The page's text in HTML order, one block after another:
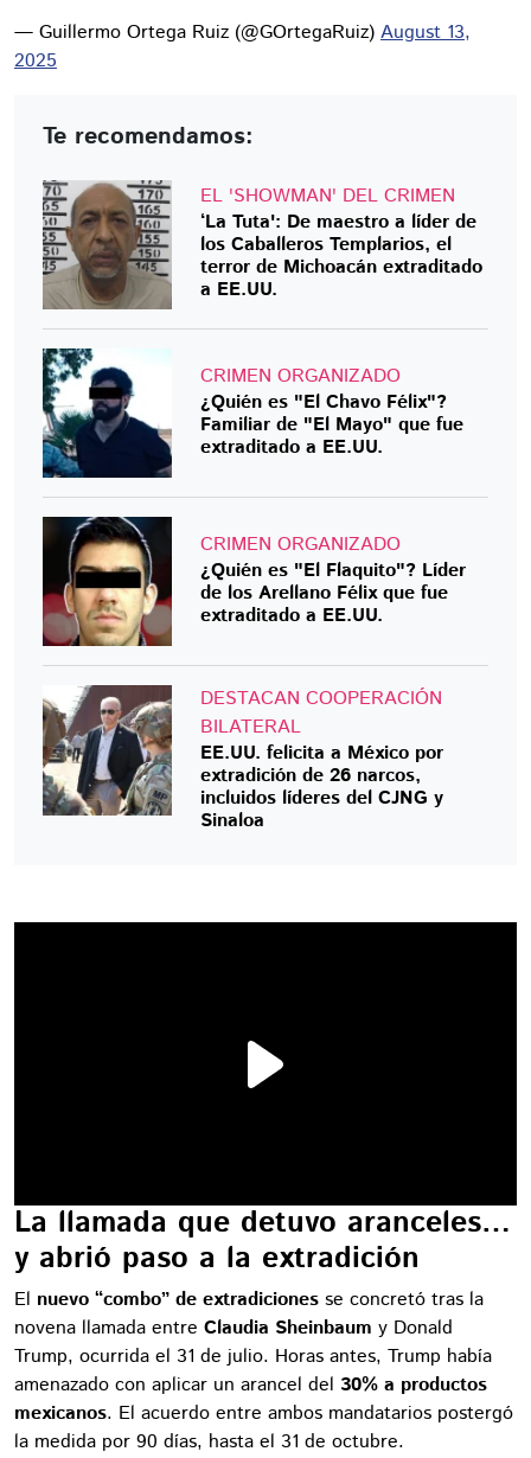
— Guillermo Ortega Ruiz (@GOrtegaRuiz) August 13,
2025
Te recomendamos:
EL 'SHOWMAN' DEL CRIMEN
‘La Tuta': De maestro a líder de
los Caballeros Templarios, el
terror de Michoacán extraditado
a EE.UU.
CRIMEN ORGANIZADO
¿Quién es "El Chavo Félix"?
Familiar de "El Mayo" que fue
extraditado a EE.UU.
CRIMEN ORGANIZADO
¿Quién es "El Flaquito"? Líder
de los Arellano Félix que fue
extraditado a EE.UU.
DESTACAN COOPERACIÓN
BILATERAL
EE.UU. felicita a México por
extradición de 26 narcos,
incluidos líderes del CJNG y
Sinaloa
La llamada que detuvo aranceles…
y abrió paso a la extradición
El nuevo “combo” de extradiciones se concretó tras la
novena llamada entre Claudia Sheinbaum y Donald
Trump, ocurrida el 31 de julio. Horas antes, Trump había
amenazado con aplicar un arancel del 30% a productos
mexicanos. El acuerdo entre ambos mandatarios postergó
la medida por 90 días, hasta el 31 de octubre.